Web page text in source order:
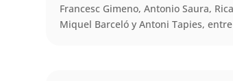
Francesc Gimeno, Antonio Saura,
Miquel Barceló y Antoni Tapies,